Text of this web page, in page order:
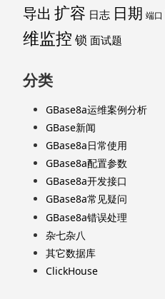
导出 扩容 日志 日期 端口
维监控 锁 面试题
分类
GBase8a运维案例分析
GBase新闻
GBase8a日常使用
GBase8a配置参数
GBase8a开发接口
GBase8a常见疑问
GBase8a错误处理
杂七杂八
其它数据库
ClickHouse